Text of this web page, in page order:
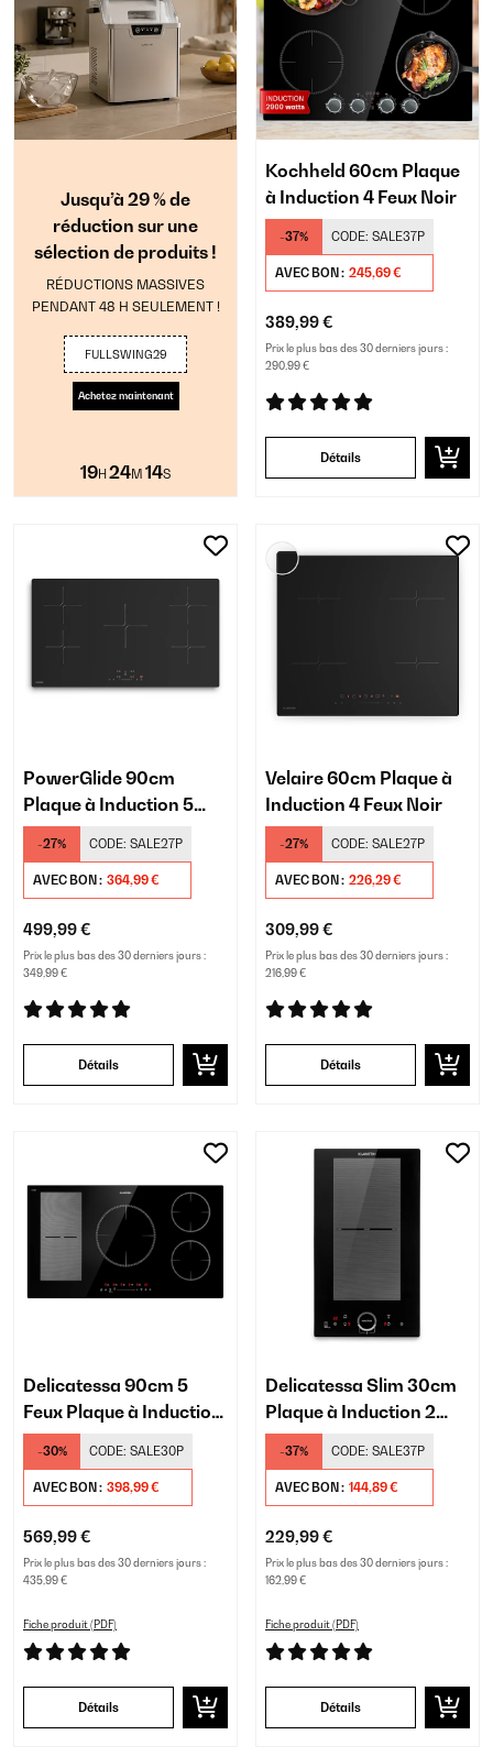
Jusqu’à 29 % de
réduction sur une
sélection de produits !
RÉDUCTIONS MASSIVES
PENDANT 48 H SEULEMENT !
FULLSWING29
Achetez maintenant
19H 24M 13S
Kochheld 60cm Plaque
à Induction 4 Feux Noir
-37% CODE: SALE37P
AVEC BON : 245,69 €
389,99 €
Prix le plus bas des 30 derniers jours :
290,99 €
Détails
PowerGlide 90cm
Plaque à Induction 5
Feux Noir mat
-27% CODE: SALE27P
AVEC BON : 364,99 €
499,99 €
Prix le plus bas des 30 derniers jours :
349,99 €
Détails
Velaire 60cm Plaque à
Induction 4 Feux Noir
-27% CODE: SALE27P
AVEC BON : 226,29 €
309,99 €
Prix le plus bas des 30 derniers jours :
216,99 €
Détails
Delicatessa 90cm 5
Feux Plaque à Induction
Noir
-30% CODE: SALE30P
AVEC BON : 398,99 €
569,99 €
Prix le plus bas des 30 derniers jours :
435,99 €
Fiche produit (PDF)
Détails
Delicatessa Slim 30cm
Plaque à Induction 2
Feux Noir
-37% CODE: SALE37P
AVEC BON : 144,89 €
229,99 €
Prix le plus bas des 30 derniers jours :
162,99 €
Fiche produit (PDF)
Détails